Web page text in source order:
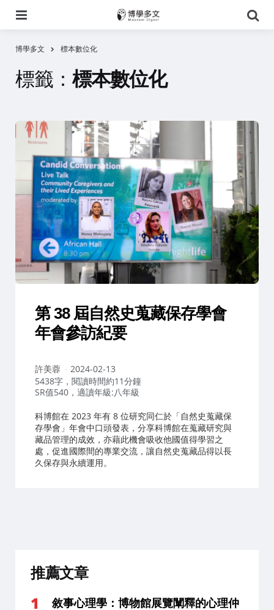
尋
博學多文 標本數位化
標籤： 標本數位化
第 38 屆自然史蒐藏保存學會
年會參訪紀要
作
者：
許美蓉
2024-02-13
5438字，閱讀時間約11分鐘
SR值540，適讀年級:八年級
科博館在 2023 年有 8 位研究同仁於「自然史蒐藏保
存學會」年會中口頭發表，分享科博館在蒐藏研究與
藏品管理的成效，亦藉此機會吸收他國值得學習之
處，促進國際間的專業交流，讓自然史蒐藏品得以長
久保存與永續運用。
推薦文章
敘事心理學：博物館展覽闡釋的心理仲